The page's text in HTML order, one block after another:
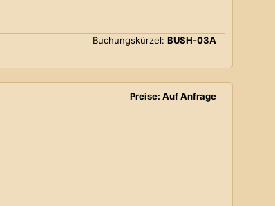
Buchungskürzel: BUSH-03A
Preise: Auf Anfrage